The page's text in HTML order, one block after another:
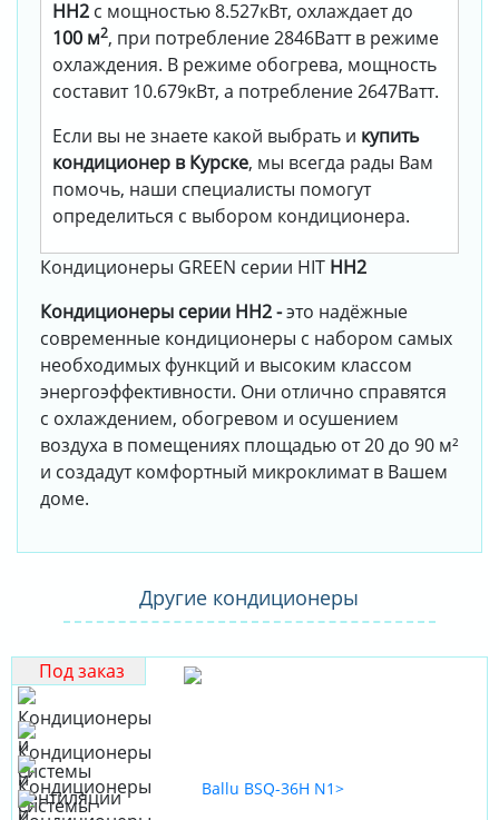
HH2 с мощностью 8.527кВт, охлаждает до
100 м2, при потребление 2846Ватт в режиме
охлаждения. В режиме обогрева, мощность
составит 10.679кВт, а потребление 2647Ватт.
Если вы не знаете какой выбрать и купить
кондиционер в Курске, мы всегда рады Вам
помочь, наши специалисты помогут
определиться с выбором кондиционера.
Кондиционеры GREEN серии HIT HH2
Кондиционеры серии HH2 -это надёжные
современные кондиционеры с набором самых
необходимых функций и высоким классом
энергоэффективности. Они отлично справятся
с охлаждением, обогревом и осушением
воздуха в помещениях площадью от 20 до 90 м²
и создадут комфортный микроклимат в Вашем
доме.
Другие кондиционеры
Под заказ